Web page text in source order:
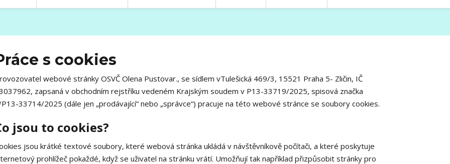
s cookies
webové stránky OSVČ Olena Pustovar., se sídlem vTulešická 469/3, 15521 Praha 5- Zličin, IČ
zapsaná v obchodním rejstříku vedeném Krajským soudem v P13-33719/2025, spisová značka
P13-33714/2025 (dále jen „prodávající“ nebo „správce“) pracuje na této webové stránce se soubory cookies.
jsou to cookies?
jsou krátké textové soubory, které webová stránka ukládá v návštěvníkově počítači, a které poskytuje
prohlížeč pokaždé, když se uživatel na stránku vrátí. Umožňují tak například přizpůsobit stránky pro